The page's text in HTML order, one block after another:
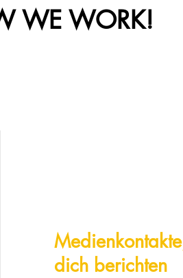
WE WORK!
dich berichten